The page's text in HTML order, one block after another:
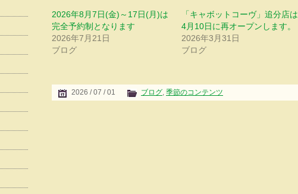
2026年8月7日(金)～17日(月)は
完全予約制となります
2026年7月21日
ブログ
「キャボットコーヴ」追分店は
4月10日に再オープンします。
2026年3月31日
ブログ
2026 / 07 / 01 ブログ, 季節のコンテンツ